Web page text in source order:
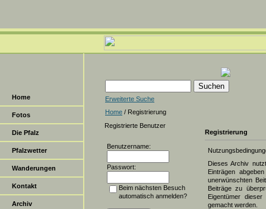
Home
Fotos
Die Pfalz
Pfalzwetter
Wanderungen
Kontakt
Archiv
Erweiterte Suche
Home / Registrierung
Registrierte Benutzer
Benutzername:
Passwort:
Beim nächsten Besuch
automatisch anmelden?
Registrierung
Dieses Archiv
Einträgen
unerwünschten
Beiträge zu
Eigentümer
gemacht werden.